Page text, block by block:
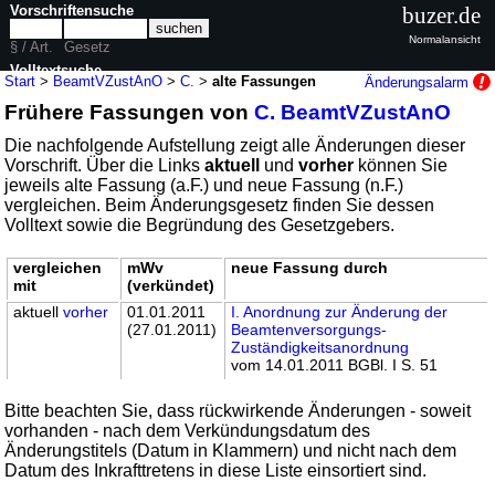
Start > BeamtVZustAnO >C. >alte Fassungen Änderungsalarm
Frühere Fassungen vonC. BeamtVZustAnO
Die nachfolgende Aufstellung zeigt alle Änderungen dieser
Vorschrift. Über die Linksaktuell undvorher können Sie
jeweils alte Fassung (a.F.) und neue Fassung (n.F.)
vergleichen. Beim Änderungsgesetz finden Sie dessen
Volltext sowie die Begründung des Gesetzgebers.
vergleichen
mit
mWv
(verkündet)
neue Fassung durch
aktuellvorher
01.01.2011
(27.01.2011)
I. Anordnung zur Änderung der
Beamtenversorgungs-
Zuständigkeitsanordnung
vom 14.01.2011 BGBl. I S. 51
Bitte beachten Sie, dass rückwirkende Änderungen - soweit
vorhanden - nach dem Verkündungsdatum des
Änderungstitels (Datum in Klammern) und nicht nach dem
Datum des Inkrafttretens in diese Liste einsortiert sind.
Vorschriftensuche
§ / Art.
Gesetz
Volltextsuche
nur in BeamtVZustAnO
buzer.de
Normalansicht